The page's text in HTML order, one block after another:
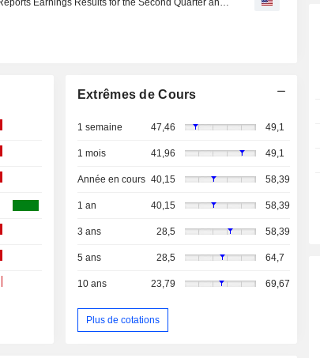
Yum China Holdings, Inc. Reports Earnings Results for the Second Quarter and Six Months Ended June 30, 2026
Extrêmes de Cours
1 semaine 47,46 49,1
1 mois 41,96 49,1
Année en cours 40,15 58,39
1 an 40,15 58,39
3 ans 28,5 58,39
5 ans 28,5 64,7
10 ans 23,79 69,67
Plus de cotations